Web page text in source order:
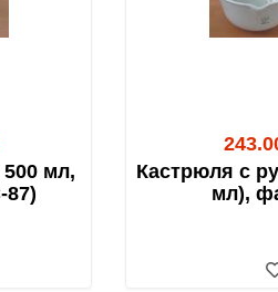
мл,
Кастрюля с
мл),